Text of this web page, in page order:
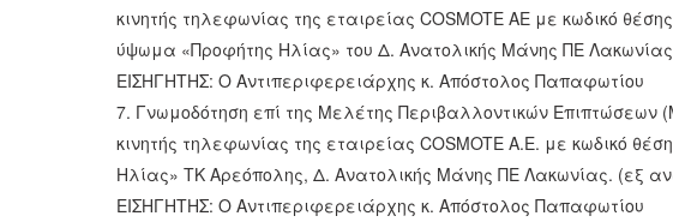
κινητής τηλεφωνίας της εταιρείας COSMOTE ΑΕ με κωδικό
ύψωμα «Προφήτης Ηλίας» του Δ. Ανατολικής Μάνης ΠΕ
ΕΙΣΗΓΗΤΗΣ: Ο Αντιπεριφερειάρχης κ. Απόστολος Παπαφωτίου
7. Γνωμοδότηση επί της Μελέτης Περιβαλλοντικών Επιπτώσεων
κινητής τηλεφωνίας της εταιρείας COSMOTE Α.Ε. με κωδικό
Ηλίας» ΤΚ Αρεόπολης, Δ. Ανατολικής Μάνης ΠΕ Λακωνίας. (εξ
ΕΙΣΗΓΗΤΗΣ: Ο Αντιπεριφερειάρχης κ. Απόστολος Παπαφωτίου